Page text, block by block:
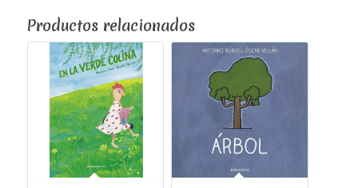
Productos relacionados